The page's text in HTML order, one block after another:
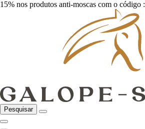
15% nos produtos anti-moscas com o código :
Pesquisar